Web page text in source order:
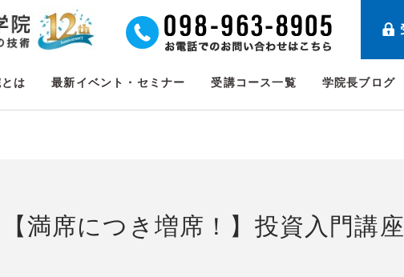
は 最新イベント・セミナー 受講コース一覧 学院長ブログ
【満席につき増席！】投資入門講座